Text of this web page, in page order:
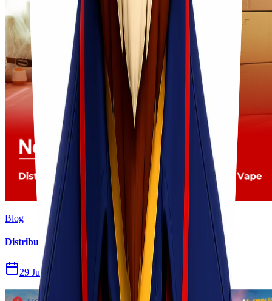
Blog
Distribusi Pengiriman Rokok Elektronik atau Vape
29 Jul 2026